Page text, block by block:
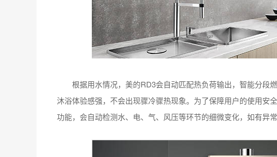
根据用水情况，美的RD3会自动匹配热负荷输出，智能分段
沐浴体验感强，不会出现骤冷骤热现象。为了保障用户的使用安
功能，会自动检测水、电、气、风压等环节的细微变化，如有异